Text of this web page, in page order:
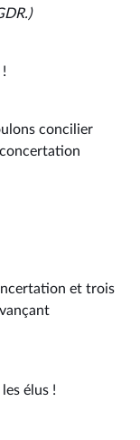
concilier
concertation
et trois
élus !